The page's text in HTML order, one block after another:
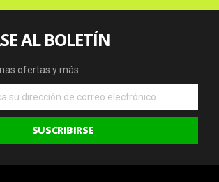
AL BOLETÍN
ofertas y más
SUSCRIBIRSE